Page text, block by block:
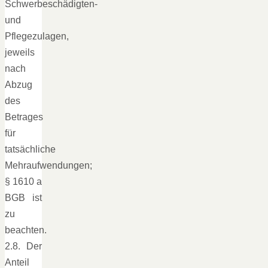
Schwerbeschädigten-
und
Pflegezulagen,
jeweils
nach
Abzug
des
Betrages
für
tatsächliche
Mehraufwendungen;
§ 1610 a
BGB ist
zu
beachten.
2.8. Der
Anteil